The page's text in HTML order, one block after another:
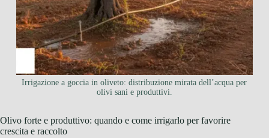
Irrigazione a goccia in oliveto: distribuzione mirata dell’acqua per
olivi sani e produttivi.
Olivo forte e produttivo: quando e come irrigarlo per favorire
crescita e raccolto